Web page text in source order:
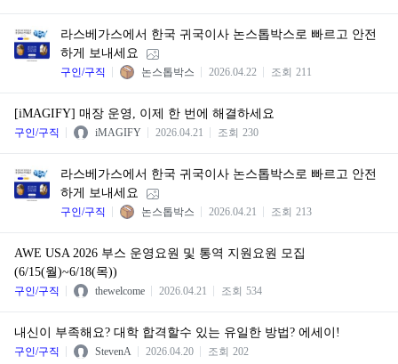
라스베가스에서 한국 귀국이사 논스톱박스로 빠르고 안전
하게 보내세요
구인/구직 논스톱박스 2026.04.22 조회 211
[iMAGIFY] 매장 운영, 이제 한 번에 해결하세요
구인/구직 iMAGIFY 2026.04.21 조회 230
라스베가스에서 한국 귀국이사 논스톱박스로 빠르고 안전
하게 보내세요
구인/구직 논스톱박스 2026.04.21 조회 213
AWE USA 2026 부스 운영요원 및 통역 지원요원 모집
(6/15(월)~6/18(목))
구인/구직 thewelcome 2026.04.21 조회 534
내신이 부족해요? 대학 합격할수 있는 유일한 방법? 에세이!
구인/구직 StevenA 2026.04.20 조회 202